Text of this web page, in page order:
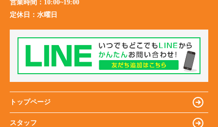
営業時間： 10:00~19:00
定休日： 水曜日
トップページ
スタッフ